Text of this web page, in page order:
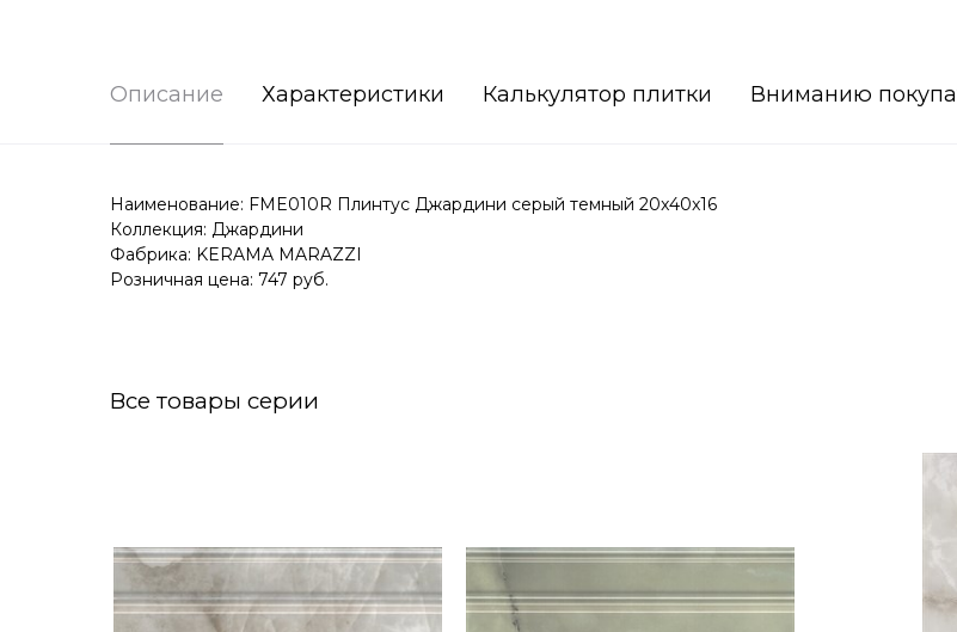
Описание Характеристики Калькулятор плитки Вниманию
Наименование: FME010R Плинтус Джардини серый темный 20x40x16
Коллекция: Джардини
Фабрика: KERAMA MARAZZI
Розничная цена: 747 руб.
Все товары серии